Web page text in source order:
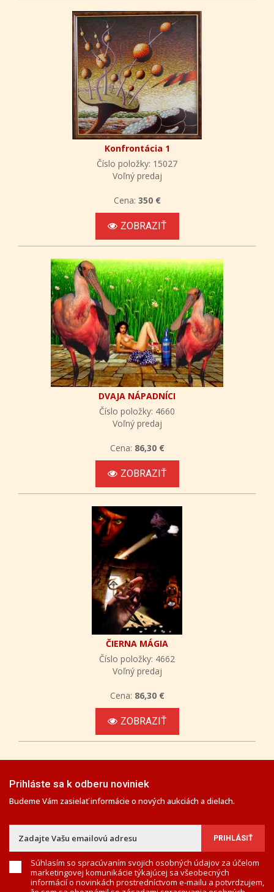
Konfrontácia 1
Číslo položky: 15027
Voľný predaj
Cena: 350 €
ZOBRAZIŤ
DVAJA NÁPADNÍCI
Číslo položky: 4660
Voľný predaj
Cena: 86,30 €
ZOBRAZIŤ
ČIERNA MÁGIA
Číslo položky: 4662
Voľný predaj
Cena: 86,30 €
ZOBRAZIŤ
Prihláste sa k odberu noviniek
Budeme Vám zasielať informácie o nových aukciách a dielach.
Súhlasím so spracúvaním svojich osobných údajov za účelom
marketingovej komunikácie týkajúcej sa všeobecných
informácií o novinkách prostredníctvom e-mailu a potvrdzujem,